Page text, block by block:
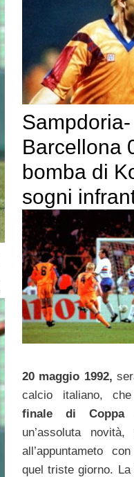
Sampdoria-
Barcellona
bomba di
sogni
20 maggio 1992,
calcio italiano,
finale di Coppa
un’assoluta
all’appuntameto
quel triste giorno. La